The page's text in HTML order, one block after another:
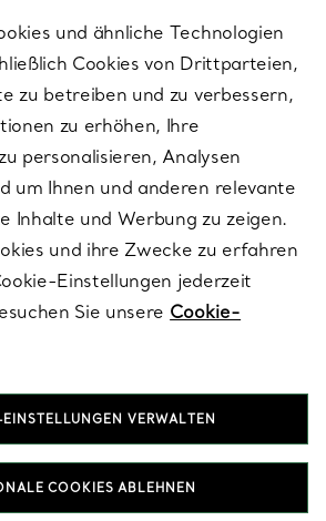
T&Co. 2026
und ähnliche Technologien
Cookies von Drittparteien,
zu betreiben und zu verbessern,
zu erhöhen, Ihre
personalisieren, Analysen
um Ihnen und anderen relevante
Inhalte und Werbung zu zeigen.
und ihre Zwecke zu erfahren
Einstellungen jederzeit
Sie unsere Cookie-
VERWALTEN
COOKIES ABLEHNEN